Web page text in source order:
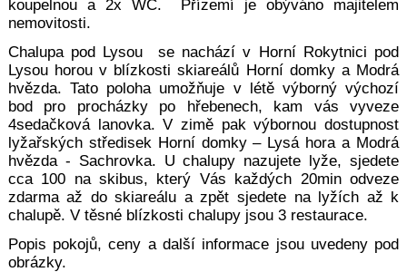
koupelnou a 2x WC. Přízemí je obýváno majitelem
nemovitosti.
Chalupa pod Lysou se nachází v Horní Rokytnici pod
Lysou horou v blízkosti skiareálů Horní domky a Modrá
hvězda. Tato poloha umožňuje v létě výborný výchozí
bod pro procházky po hřebenech, kam vás vyveze
4sedačková lanovka. V zimě pak výbornou dostupnost
lyžařských středisek Horní domky – Lysá hora a Modrá
hvězda - Sachrovka. U chalupy nazujete lyže, sjedete
cca 100 na skibus, který Vás každých 20min odveze
zdarma až do skiareálu a zpět sjedete na lyžích až k
chalupě. V těsné blízkosti chalupy jsou 3 restaurace.
Popis pokojů, ceny a další informace jsou uvedeny pod
obrázky.